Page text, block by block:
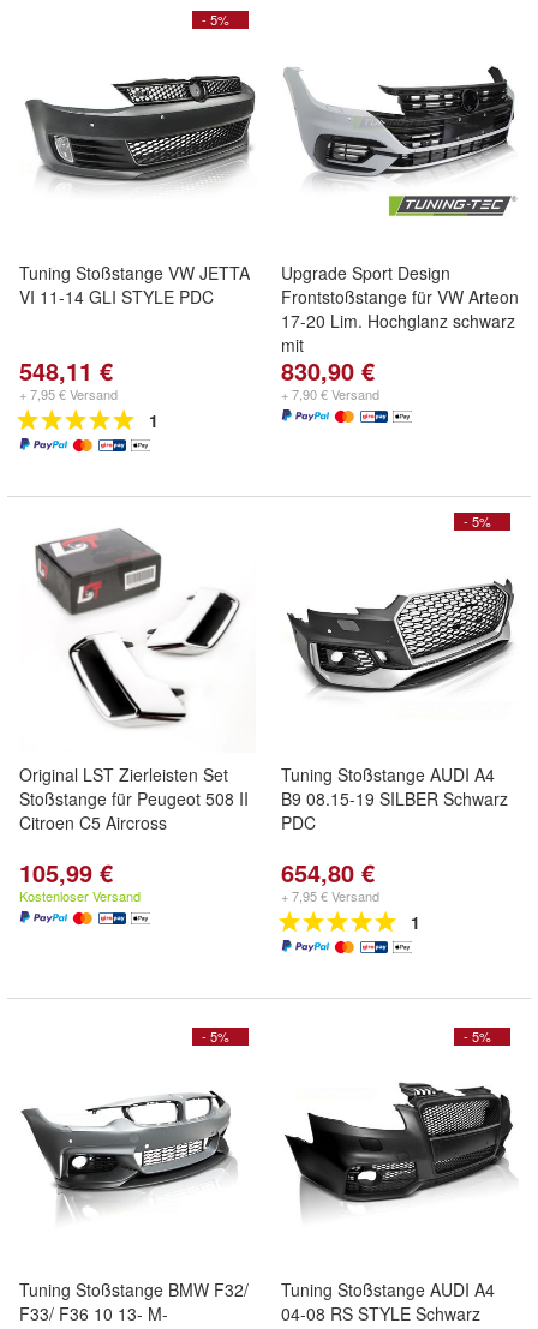
- 5%
Tuning Stoßstange VW JETTA
VI 11-14 GLI STYLE PDC
548,11 €
+ 7,95 € Versand
1
Upgrade Sport Design
Frontstoßstange für VW Arteon
17-20 Lim. Hochglanz schwarz
mit
830,90 €
+ 7,90 € Versand
Original LST Zierleisten Set
Stoßstange für Peugeot 508 II
Citroen C5 Aircross
105,99 €
Kostenloser Versand
- 5%
Tuning Stoßstange AUDI A4
B9 08.15-19 SILBER Schwarz
PDC
654,80 €
+ 7,95 € Versand
1
- 5%
Tuning Stoßstange BMW F32/
F33/ F36 10 13- M-
- 5%
Tuning Stoßstange AUDI A4
04-08 RS STYLE Schwarz